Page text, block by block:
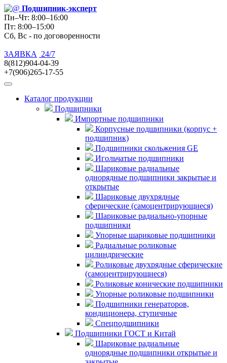
Подшипник-эксперт
Пн–Чт: 8:00–16:00
Пт: 8:00–15:00
Сб, Вс - по договоренности
ЗАЯВКА
24/7
8(812)904-04-39
+7(906)265-17-55
Каталог продукции
Подшипники
Импортные подшипники
Корпусные подшипники (корпус +
подшипник)
Подшипники скольжения GE
Игольчатые подшипники
Шариковые радиальные
однорядные подшипники закрытые и
открытые
Шариковые двухрядные
сферические (самоцентрирующиеся)
Шариковые радиально-упорные
подшипники
Упорные шариковые подшипники
Радиальные роликовые
цилиндрические
Роликовые двухрядные сферические
(самоцентрирующиеся)
Роликовые конические подшипники
Упорные роликовые подшипники
Подшипники генераторов,
кондиционера, ступичные
Спецподшипники
Подшипники ГОСТ и Китай
Шариковые радиальные
однорядные подшипники открытые и